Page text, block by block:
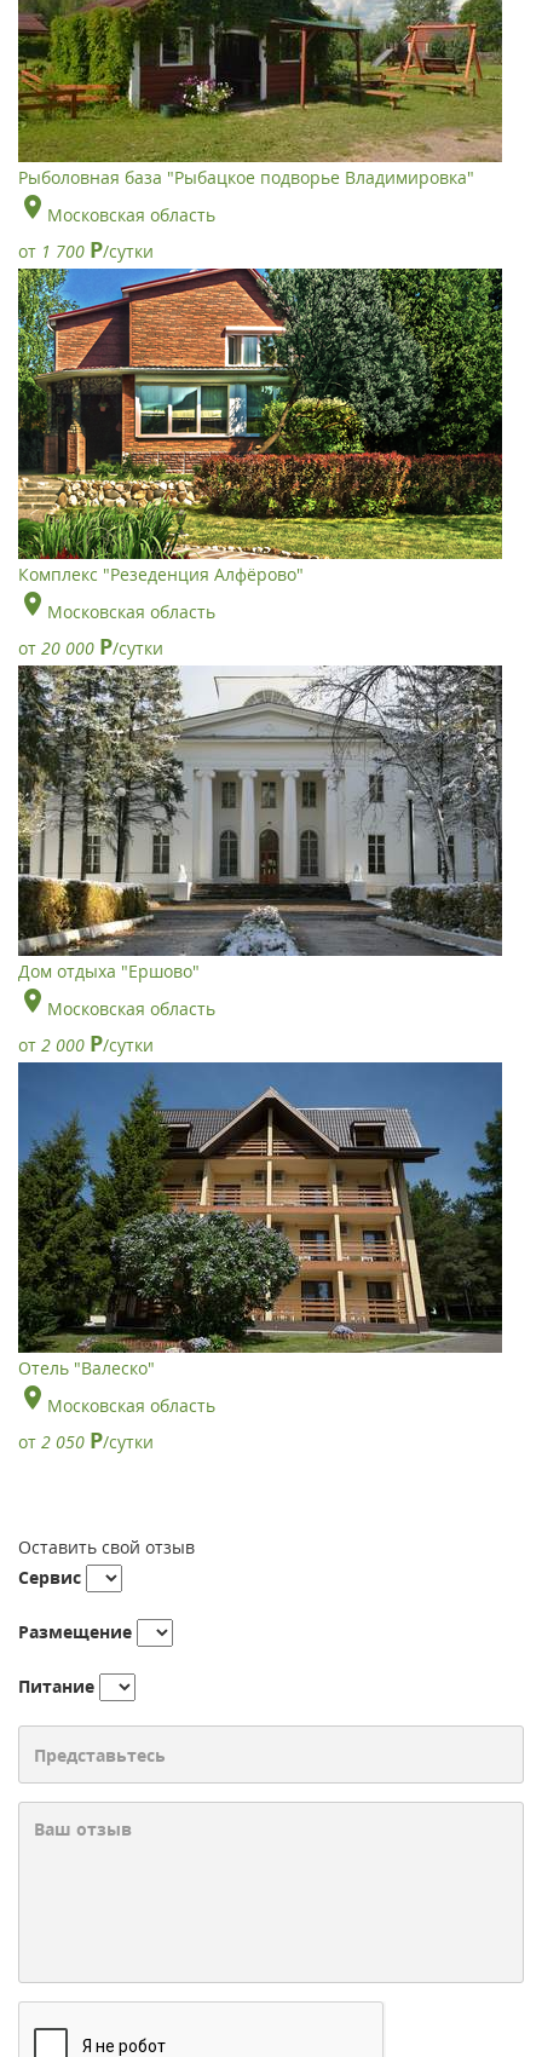
Рыболовная база "Рыбацкое подворье Владимировка"
Московская область
от 1 700 Р/сутки
Комплекс "Резеденция Алфёрово"
Московская область
от 20 000 Р/сутки
Дом отдыха "Ершово"
Московская область
от 2 000 Р/сутки
Отель "Валеско"
Московская область
от 2 050 Р/сутки
Оставить свой отзыв
Сервис
Размещение
Питание